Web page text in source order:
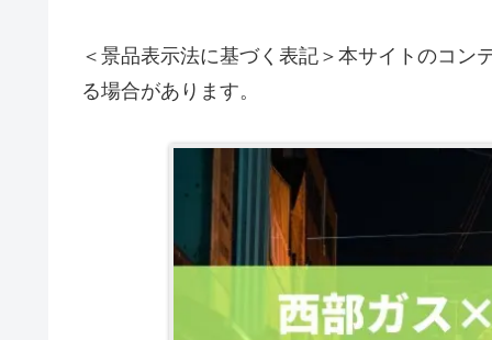
＜景品表示法に基づく表記＞本サイトのコ
る場合があります。